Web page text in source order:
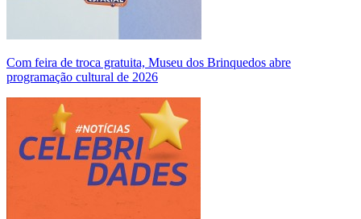
Com feira de troca gratuita, Museu dos Brinquedos abre
programação cultural de 2026